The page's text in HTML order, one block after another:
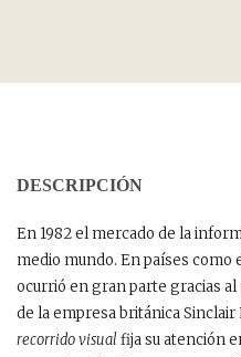
DESCRIPCIÓN
En 1982 el mercado de la
medio mundo. En países como
ocurrió en gran parte gracias
de la empresa británica Sinclair
recorrido visual fija su atención